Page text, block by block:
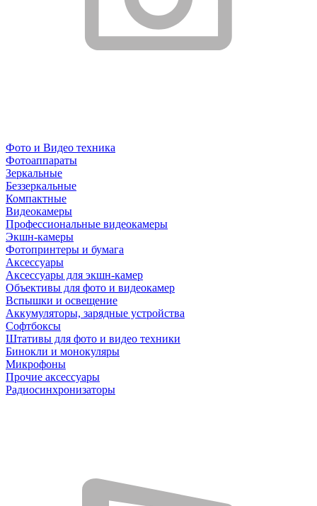
Фото и Видео техника
Фотоаппараты
Зеркальные
Беззеркальные
Компактные
Видеокамеры
Профессиональные видеокамеры
Экшн-камеры
Фотопринтеры и бумага
Аксессуары
Аксессуары для экшн-камер
Объективы для фото и видеокамер
Вспышки и освещение
Аккумуляторы, зарядные устройства
Софтбоксы
Штативы для фото и видео техники
Бинокли и монокуляры
Микрофоны
Прочие аксессуары
Радиосинхронизаторы